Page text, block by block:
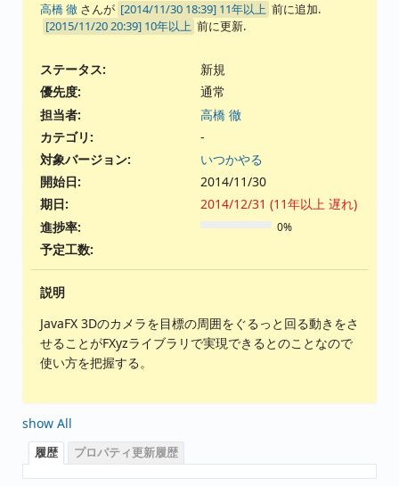
高橋 徹 さんが 11年以上 前に追加.
10年以上 前に更新.
ステータス:
新規
優先度:
通常
担当者:
高橋 徹
カテゴリ:
-
対象バージョン:
いつかやる
開始日:
2014/11/30
期日:
2014/12/31 (11年以上 遅れ)
進捗率:
0%
予定工数:
説明
JavaFX 3Dのカメラを目標の周囲をぐるっと回る動きをさ
せることがFXyzライブラリで実現できるとのことなので
使い方を把握する。
show All
履歴 プロパティ更新履歴